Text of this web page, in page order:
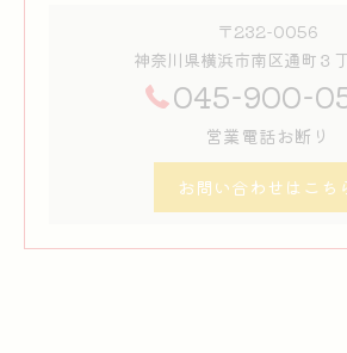
〒232-0056
神奈川県横浜市南区通町３
045-900-
営業電話お断り
お問い合わせはこち